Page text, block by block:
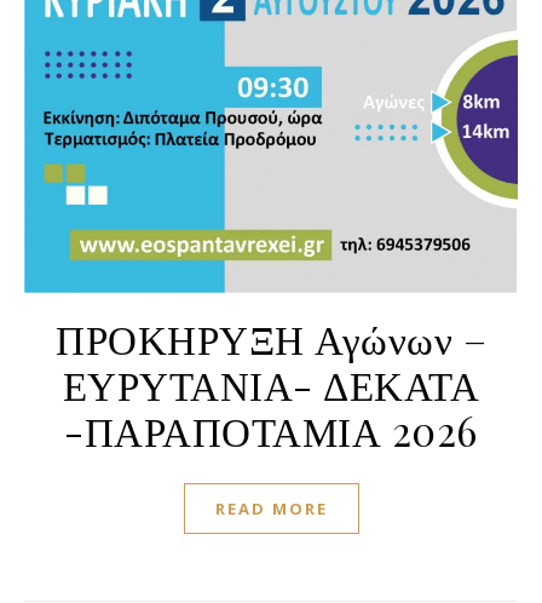
ΠΡΟΚΗΡΥΞΗ Αγώνων –
ΕΥΡΥΤΑΝΙΑ- ΔΕΚΑΤΑ
-ΠΑΡΑΠΟΤΑΜΙΑ 2026
READ MORE